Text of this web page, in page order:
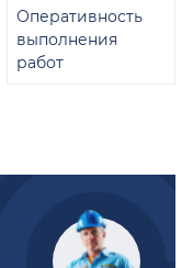
Оперативность
выполнения
работ